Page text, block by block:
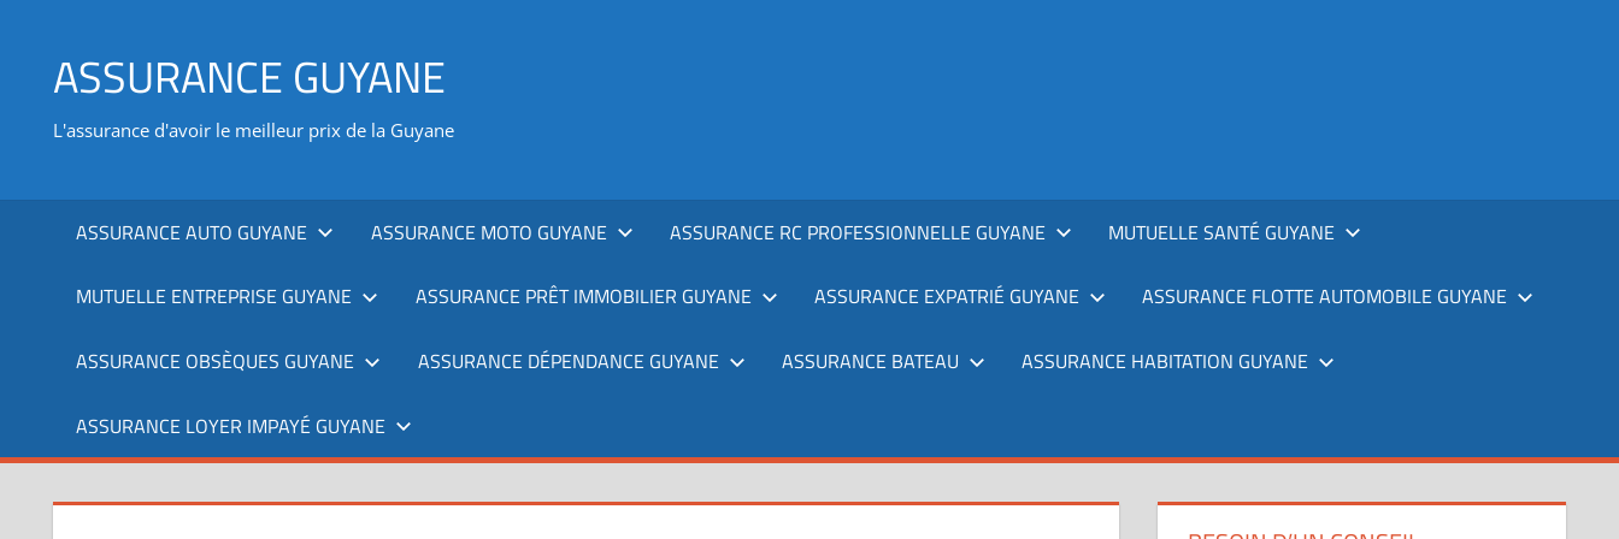
contenuASSURANCE GUYANE
L'assurance d'avoir le meilleur prix de la Guyane
ASSURANCE AUTO GUYANE ASSURANCE MOTO GUYANE ASSURANCE RC PROFESSIONNELLE GUYANE MUTUELLE SANTÉ GUYANE
MUTUELLE ENTREPRISE GUYANE ASSURANCE PRÊT IMMOBILIER GUYANE ASSURANCE EXPATRIÉ GUYANE ASSURANCE FLOTTE AUTOMOBILE GUYANE
ASSURANCE OBSÈQUES GUYANE ASSURANCE DÉPENDANCE GUYANE ASSURANCE BATEAU ASSURANCE HABITATION GUYANE
ASSURANCE LOYER IMPAYÉ GUYANE